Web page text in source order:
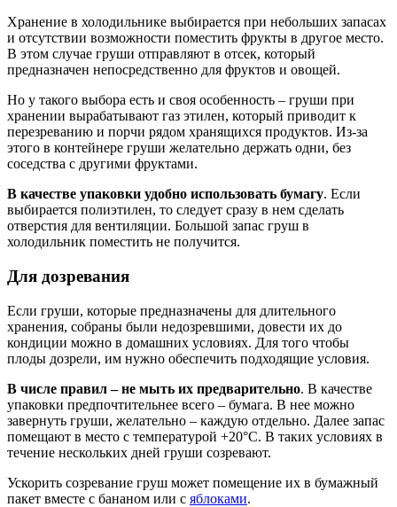
Хранение в холодильнике выбирается при небольших запасах
и отсутствии возможности поместить фрукты в другое место.
В этом случае груши отправляют в отсек, который
предназначен непосредственно для фруктов и овощей.
Но у такого выбора есть и своя особенность – груши при
хранении вырабатывают газ этилен, который приводит к
перезреванию и порчи рядом хранящихся продуктов. Из-за
этого в контейнере груши желательно держать одни, без
соседства с другими фруктами.
В качестве упаковки удобно использовать бумагу. Если
выбирается полиэтилен, то следует сразу в нем сделать
отверстия для вентиляции. Большой запас груш в
холодильник поместить не получится.
Для дозревания
Если груши, которые предназначены для длительного
хранения, собраны были недозревшими, довести их до
кондиции можно в домашних условиях. Для того чтобы
плоды дозрели, им нужно обеспечить подходящие условия.
В числе правил – не мыть их предварительно. В качестве
упаковки предпочтительнее всего – бумага. В нее можно
завернуть груши, желательно – каждую отдельно. Далее запас
помещают в место с температурой +20°С. В таких условиях в
течение нескольких дней груши созревают.
Ускорить созревание груш может помещение их в бумажный
пакет вместе с бананом или с яблоками.